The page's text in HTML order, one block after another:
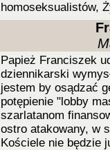
homoseksualistów,
Papież Franciszek
dziennikarski
jestem by osądzać
potępienie "lobby
szarlatanom
ostro atakowany, w
Kościele nie będzie